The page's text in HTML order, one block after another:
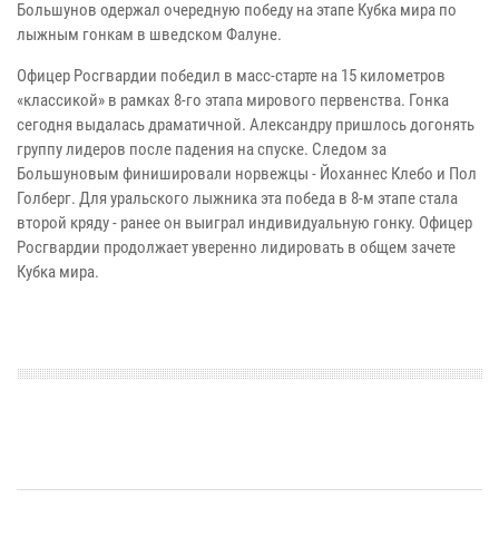
Большунов одержал очередную победу на этапе Кубка мира по
лыжным гонкам в шведском Фалуне.
Офицер Росгвардии победил в масс-старте на 15 километров
«классикой» в рамках 8-го этапа мирового первенства. Гонка
сегодня выдалась драматичной. Александру пришлось догонять
группу лидеров после падения на спуске. Следом за
Большуновым финишировали норвежцы - Йоханнес Клебо и Пол
Голберг. Для уральского лыжника эта победа в 8-м этапе стала
второй кряду - ранее он выиграл индивидуальную гонку. Офицер
Росгвардии продолжает уверенно лидировать в общем зачете
Кубка мира.